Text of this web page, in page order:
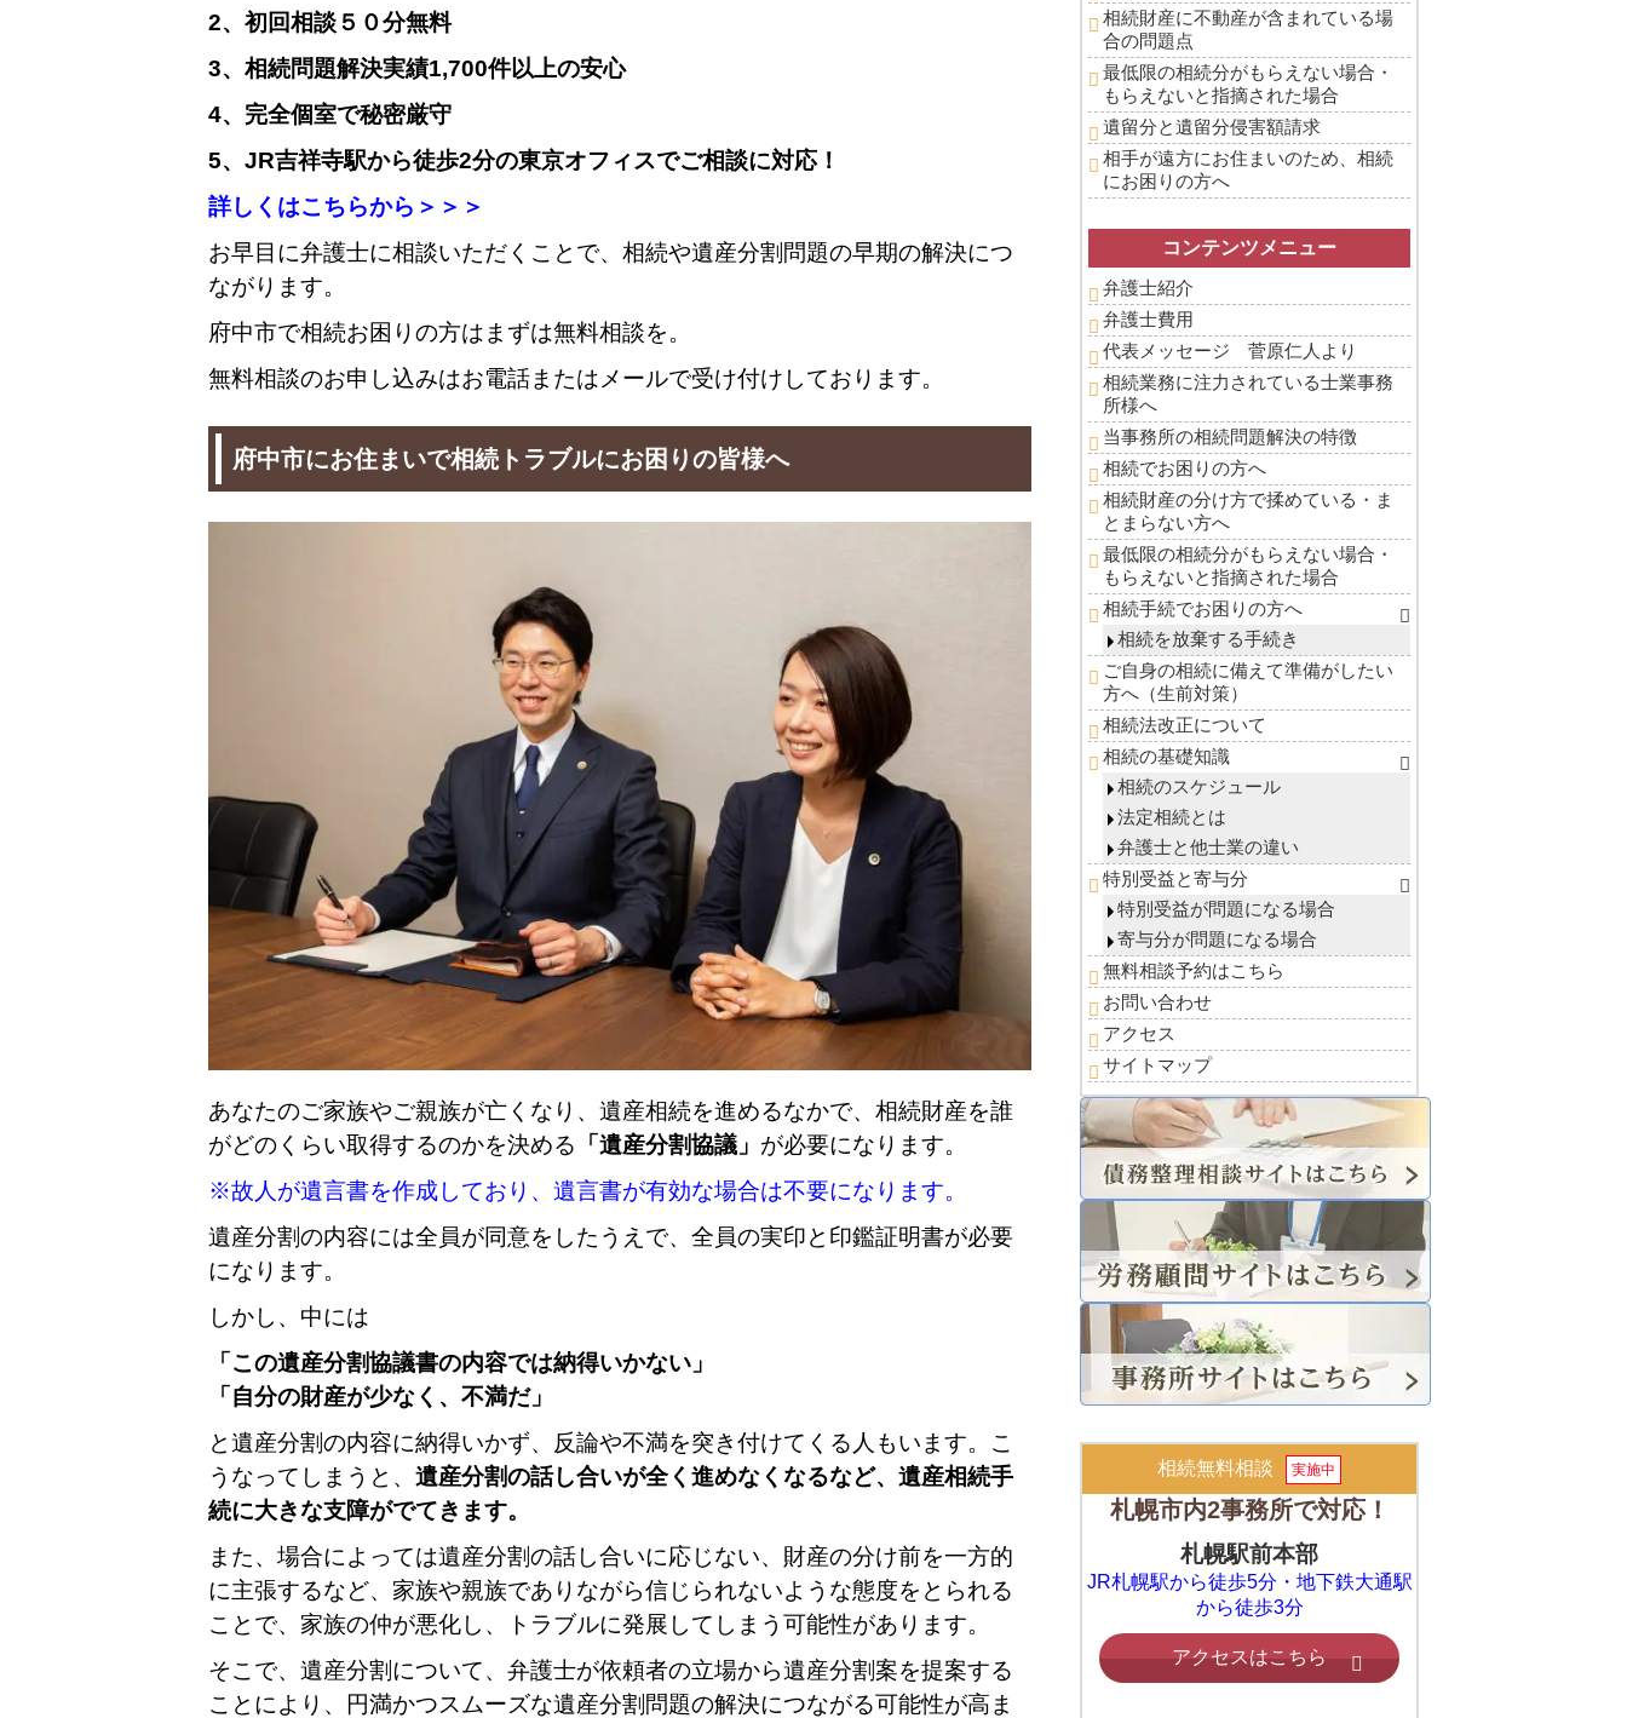
2、初回相談５０分無料
3、相続問題解決実績1,700件以上の安心
4、完全個室で秘密厳守
5、JR吉祥寺駅から徒歩2分の東京オフィスでご相談に対応！
詳しくはこちらから＞＞＞
お早目に弁護士に相談いただくことで、相続や遺産分割問題の早期の解決につ
ながります。
府中市で相続お困りの方はまずは無料相談を。
無料相談のお申し込みはお電話またはメールで受け付けしております。
府中市にお住まいで相続トラブルにお困りの皆様へ
あなたのご家族やご親族が亡くなり、遺産相続を進めるなかで、相続財産を誰
がどのくらい取得するのかを決める 「遺産分割協議」 が必要になります。
※故人が遺言書を作成しており、遺言書が有効な場合は不要になります。
遺産分割の内容には全員が同意をしたうえで、全員の実印と印鑑証明書が必要
になります。
しかし、中には
「この遺産分割協議書の内容では納得いかない」
「自分の財産が少なく、不満だ」
と遺産分割の内容に納得いかず、反論や不満を突き付けてくる人もいます。こ
うなってしまうと、 遺産分割の話し合いが全く進めなくなるなど、遺産相続手
続に大きな支障がでてきます。
また、場合によっては遺産分割の話し合いに応じない、財産の分け前を一方的
に主張するなど、家族や親族でありながら信じられないような態度をとられる
ことで、家族の仲が悪化し、トラブルに発展してしまう可能性があります。
そこで、遺産分割について、弁護士が依頼者の立場から遺産分割案を提案する
ことにより、円満かつスムーズな遺産分割問題の解決につながる可能性が高ま
相続財産に不動産が含まれている場
合の問題点
最低限の相続分がもらえない場合・
もらえないと指摘された場合
遺留分と遺留分侵害額請求
相手が遠方にお住まいのため、相続
にお困りの方へ
コンテンツメニュー
弁護士紹介
弁護士費用
代表メッセージ 菅原仁人より
相続業務に注力されている士業事務
所様へ
当事務所の相続問題解決の特徴
相続でお困りの方へ
相続財産の分け方で揉めている・ま
とまらない方へ
最低限の相続分がもらえない場合・
もらえないと指摘された場合
相続手続でお困りの方へ
相続を放棄する手続き
ご自身の相続に備えて準備がしたい
方へ（生前対策）
相続法改正について
相続の基礎知識
相続のスケジュール
法定相続とは
弁護士と他士業の違い
特別受益と寄与分
特別受益が問題になる場合
寄与分が問題になる場合
無料相談予約はこちら
お問い合わせ
アクセス
サイトマップ
相続無料相談 実施中
札幌市内2事務所で対応！
札幌駅前本部
JR札幌駅から徒歩5分・地下鉄大通駅
から徒歩3分
アクセスはこちら